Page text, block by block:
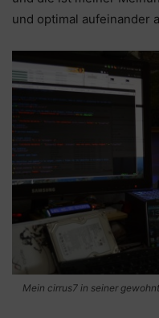
und optimal aufeinander
Mein cirrus7 in seiner